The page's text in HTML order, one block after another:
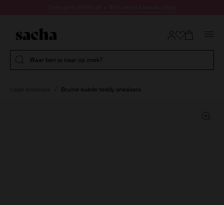
Waar ben je naar op zoek?
Bruine suède teddy sneakers